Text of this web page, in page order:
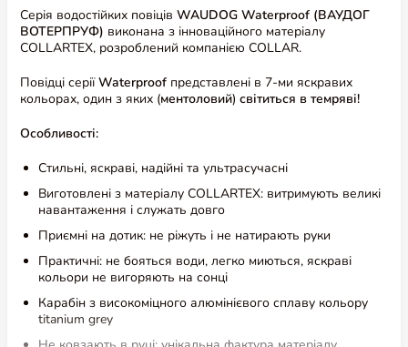
Серія водостійких повіців WAUDOG Waterproof (ВАУДОГ
ВОТЕРПРУФ) виконана з інноваційного матеріалу
COLLARTEX, розроблений компанією COLLAR.
Повідці серіїWaterproof представлені в 7-ми яскравих
кольорах, один з яких (ментоловий) світиться в темряві!
Особливості:
Стильні, яскраві, надійні та ультрасучасні
Виготовлені з матеріалу COLLARTEX: витримують великі
навантаження і служать довго
Приємні на дотик: не ріжуть і не натирають руки
Практичні: не бояться води, легко миються, яскраві
кольори не вигоряють на сонці
Карабін з високоміцного алюмінієвого сплаву кольору
titanium grey